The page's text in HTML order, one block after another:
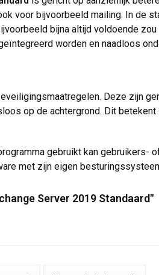
voor bijvoorbeeld mailing. In de
bijna altijd voldoende
worden en naadloos
Deze zijn
op de achtergrond. Dit
gebruikt kan
met zijn eigen
Server 2019 Standaard"